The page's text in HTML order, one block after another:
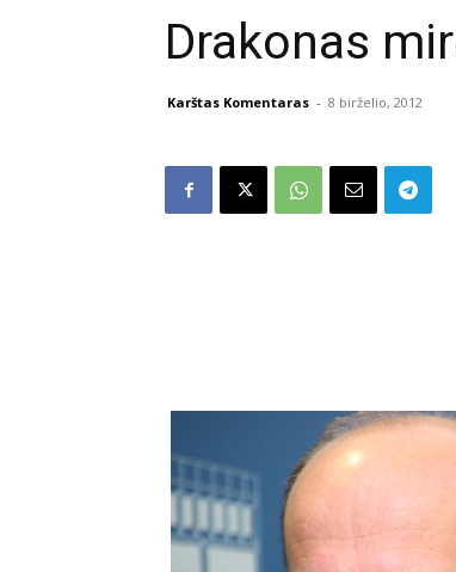
Drakonas
Karštas Komentaras - 8 birželio, 2012